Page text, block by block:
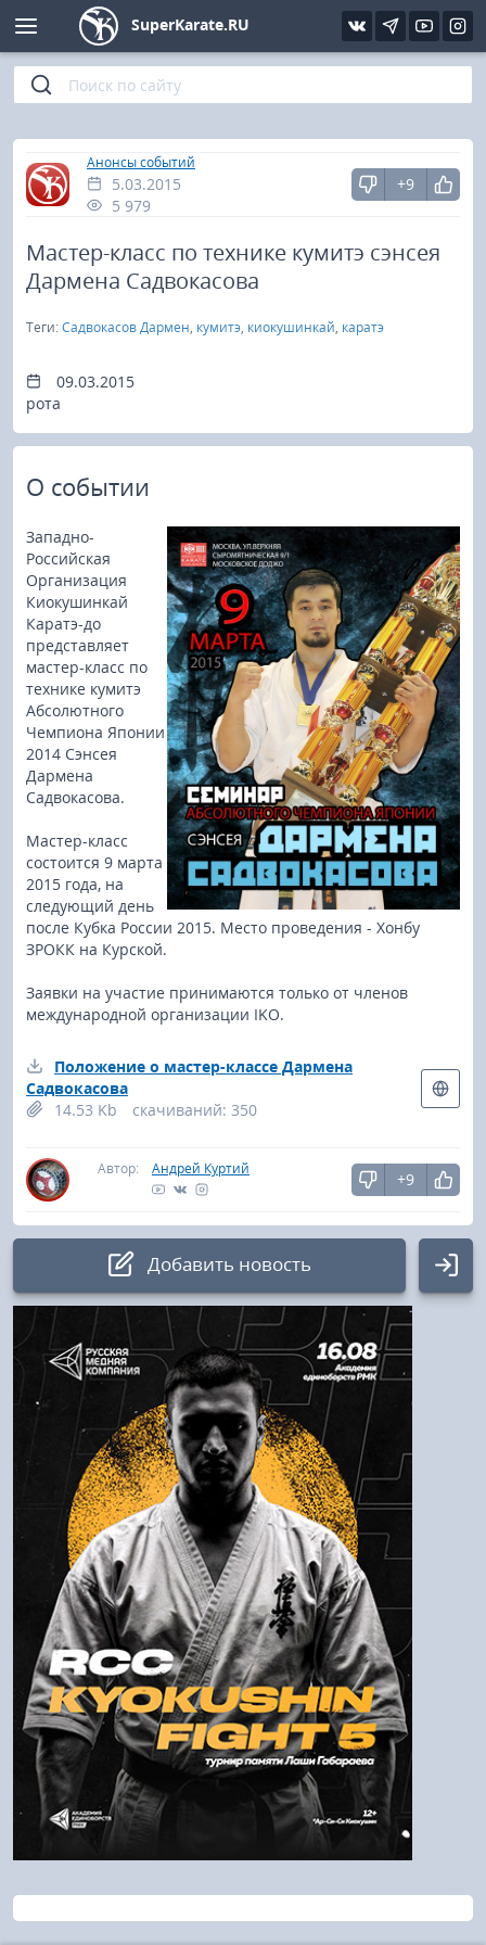
SuperKarate.RU
Главная
»
Анонсы событий
5.03.2015
5 979
+9
Мастер-класс по технике кумитэ сэнсея
Дармена Садвокасова
Теги:Садвокасов Дармен, кумитэ, киокушинкай, каратэ
09.03.2015
рота
О событии
Западно-
Российская
Организация
Киокушинкай
Каратэ-до
представляет
мастер-класс по
технике кумитэ
Абсолютного
Чемпиона Японии
2014 Сэнсея
Дармена
Садвокасова.
Мастер-класс
состоится 9 марта
2015 года, на
следующий день
после Кубка России 2015. Место проведения - Хонбу
ЗРОКК на Курской.
Заявки на участие принимаются только от членов
международной организации IKO.
Положение о мастер-классе Дармена
Садвокасова
14.53 Kb
cкачиваний: 350
Автор: Андрей Куртий
+9
Добавить новость
Авторизация
Логин:
Пароль
Войти
Напомнить пароль
Регистрация
Киокушинкай
Кёкусин (IFK)
Шинкиокушинкай
Кекусин-кан
UFC и MMA
Фото
Видео
Интервью
Статьи
Уроки каратэ
Файлы
Библиотека